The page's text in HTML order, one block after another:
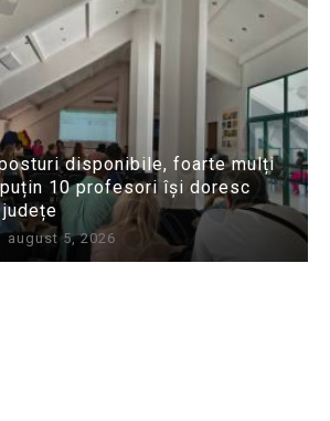
disponibile, foarte mulți
10 profesori își doresc
august 5, 2026